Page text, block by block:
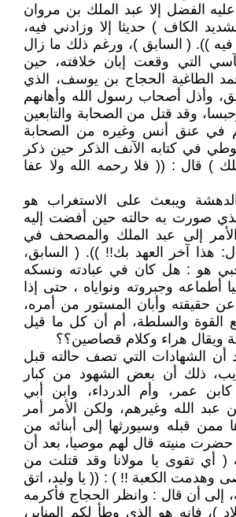
الفضل إلا عبد الملك بن مروان
الكاف ) حديثا إلا وزادني فيه،
فيه )). ( السابق )، ورغم ذلك ما زال
التي وقعت إبان خلافته، حين
الطاغية الحجاج بن يوسف، الذي
وأذل أصحاب رسول الله وأهانهم
وقد قتل من الصحابة والتابعين
في عنق أنس وغيره من الصحابة
في كتابه الآنف الذكر حين ذكر
) قال : (( فلا رحمه الله ولا عفا
ويبعث على الاستغراب هو
صورت به حالته حين أفضت إليه
إلى عبد الملك والمصحف في
هذا آخر العهد بك!! )). ( السابق،
هو : هل كان في عبادته ونسكه
أطماعه وجبروته ونواياه ، حتى إذا
حقيقته وأبان المستور من أمره،
القوة والسلطة، أم أن كل ما قيل
ويقال هراء وكلام قصاصين؟؟
أن الشهادات التي تصف حالته قبل
ذلك أن بعض الشهود من كبار
كابن عمر، وأم الدرداء، وابن أبي
الله وغيرهم، ولكن الأمر أمر
ممن قبله وسيورثها إلى أبنائه من
حضرت منيته قال لهم موصيا، بعد أن
( أي تقوى يا مولانا وقد قتلت من
وهدمت الكعبة !! ) : (( يا وليد، اتق
إلى أن قال : وانظر الحجاج فأكرمه
)، فإنه هو الذي وطأ لكم المنابر،